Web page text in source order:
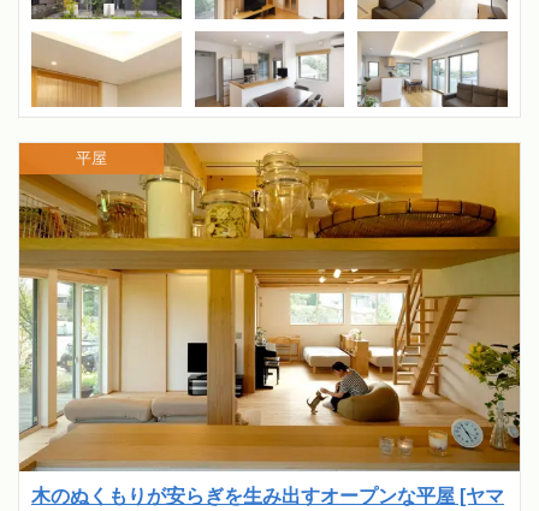
木のぬくもりが安らぎを生み出すオープンな平屋 [ヤマ
平屋